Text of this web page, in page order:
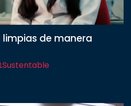
de manera